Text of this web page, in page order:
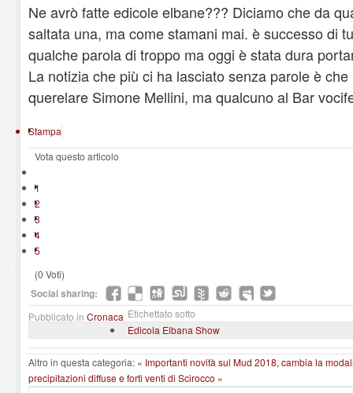
Ne avrò fatte edicole elbane??? Diciamo che da
saltata una, ma come stamani mai. è successo di
qualche parola di troppo ma oggi è stata dura
La notizia che più ci ha lasciato senza parole è
querelare Simone Mellini, ma qualcuno al Bar
Stampa
Vota questo articolo
1
2
3
4
5
(0 Voti)
Social sharing:
Pubblicato in Cronaca Etichettato sotto
Edicola Elbana Show
Altro in questa categoria: « Importanti novità sul Mud 2018, cambia la
precipitazioni diffuse e forti venti di Scirocco »